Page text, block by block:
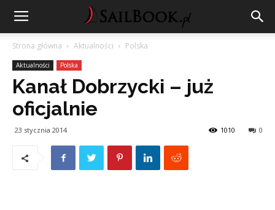
Strona główna Aktualności Polska
Aktualności Polska
Kanał Dobrzycki – już
oficjalnie
23 stycznia 2014 0
1010